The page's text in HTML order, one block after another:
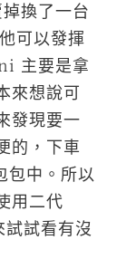
換了一台
可以發揮
主要是拿
來想說可
發現要一
的，下車
包中。所以
用二代
試看有沒